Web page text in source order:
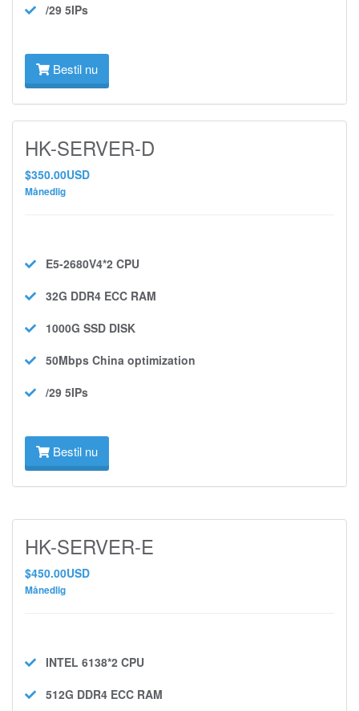
/29 5IPs
Bestil nu
HK-SERVER-D
$350.00USD
Månedlig
E5-2680V4*2 CPU
32G DDR4 ECC RAM
1000G SSD DISK
50Mbps China optimization
/29 5IPs
Bestil nu
HK-SERVER-E
$450.00USD
Månedlig
INTEL 6138*2 CPU
512G DDR4 ECC RAM